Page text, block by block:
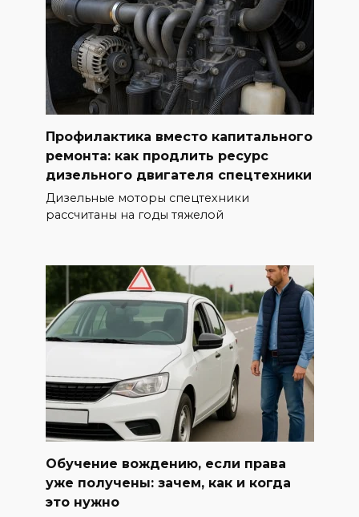
Профилактика вместо капитального
ремонта: как продлить ресурс
дизельного двигателя спецтехники
Дизельные моторы спецтехники
рассчитаны на годы тяжелой
Обучение вождению, если права
уже получены: зачем, как и когда
это нужно